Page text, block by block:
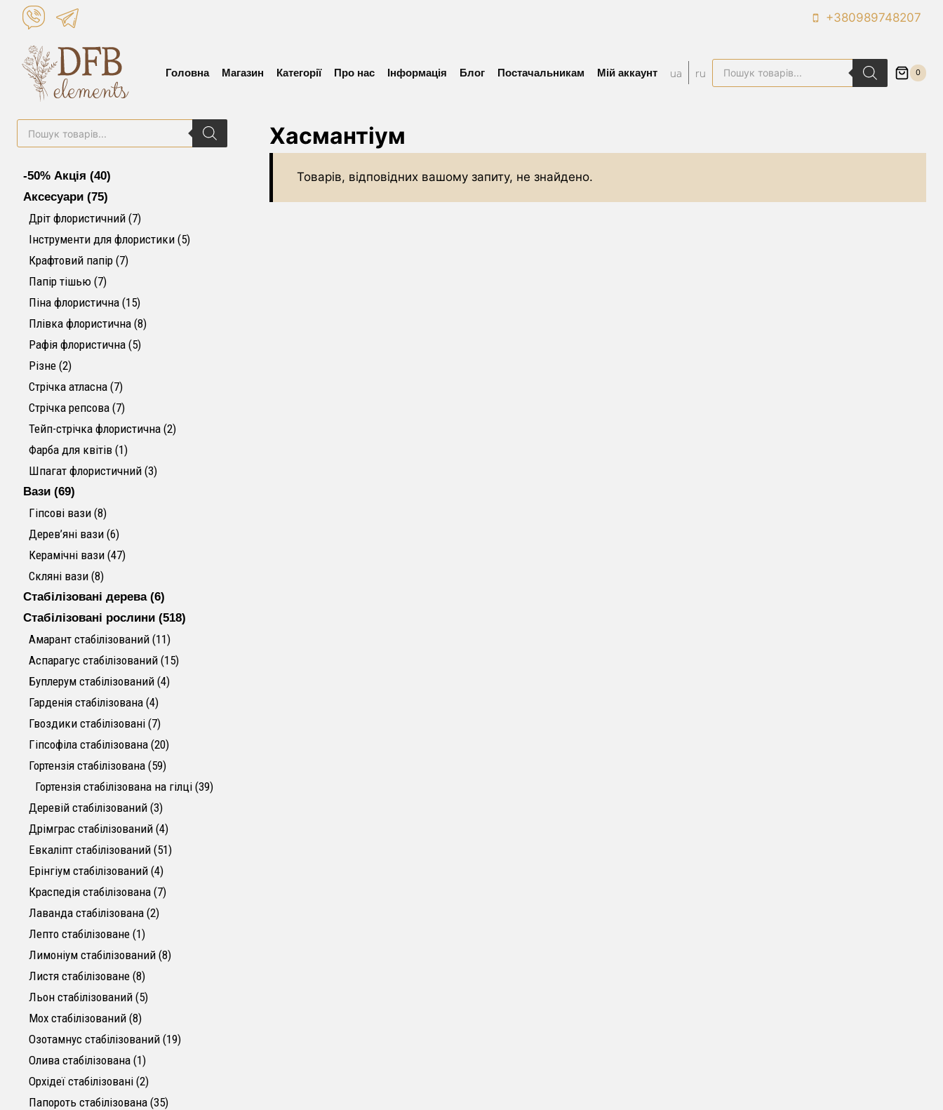
Skip
content
+380989748207
Головна Магазин Категорії Про нас Інформація Блог Постачальникам Мій аккаунт ua ru
Пошук
товарів
0
Хасмантіум
Товарів, відповідних вашому запиту, не знайдено.
Пошук
товарів
-50% Акція 4040 товарів
Аксесуари 7575 товарів
Дріт флористичний 77 товарів
Інструменти для флористики 55 товарів
Крафтовий папір 77 товарів
Папір тішью 77 товарів
Піна флористична 1515 товарів
Плівка флористична 88 товарів
Рафія флористична 55 товарів
Різне 22 товари
Стрічка атласна 77 товарів
Стрічка репсова 77 товарів
Тейп-стрічка флористична 22 товари
Фарба для квітів 11 товар
Шпагат флористичний 33 товари
Вази 6969 товарів
Гіпсові вази 88 товарів
Дерев’яні вази 66 товарів
Керамічні вази 4747 товарів
Скляні вази 88 товарів
Стабілізовані дерева 66 товарів
Стабілізовані рослини 518518 товарів
Амарант стабілізований 1111 товарів
Аспарагус стабілізований 1515 товарів
Буплерум стабілізований 44 товари
Гарденія стабілізована 44 товари
Гвоздики стабілізовані 77 товарів
Гіпсофіла cтабілізована 2020 товарів
Гортензія стабілізована 5959 товарів
Гортензія стабілізована на гілці 3939 товарів
Деревій стабілізований 33 товари
Дрімграс стабілізований 44 товари
Евкаліпт стабілізований 5151 товар
Ерінгіум стабілізований 44 товари
Краспедія стабілізована 77 товарів
Лаванда стабілізована 22 товари
Лепто стабілізоване 11 товар
Лимоніум стабілізований 88 товарів
Листя стабілізоване 88 товарів
Льон стабілізований 55 товарів
Мох стабілізований 88 товарів
Озотамнус стабілізований 1919 товарів
Олива стабілізована 11 товар
Орхідеї стабілізовані 22 товари
Папороть стабілізована 3535 товарів